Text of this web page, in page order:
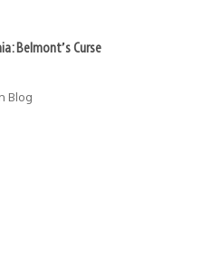
Belmont’s Curse
Blog